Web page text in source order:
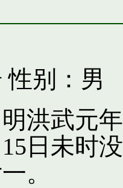
性别：男
洪武元
日未时
。